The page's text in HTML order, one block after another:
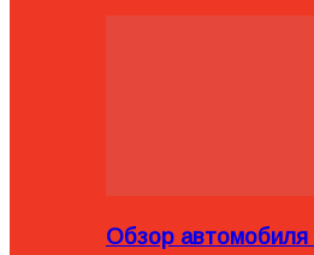
Обзор